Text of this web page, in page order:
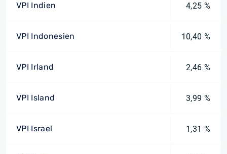
VPI Indien 4,25 %
VPI Indonesien 10,40 %
VPI Irland 2,46 %
VPI Island 3,99 %
VPI Israel 1,31 %